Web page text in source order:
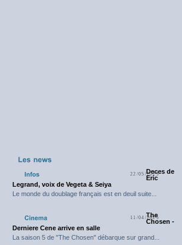
22/05/2025Deces de
Eric
Legrand, voix de Vegeta & Seiya
Le monde du doublage français est en deuil suite...
11/04/2025
The
Chosen -
Derniere Cene arrive en salle
La saison 5 de "The Chosen" débarque sur grand...